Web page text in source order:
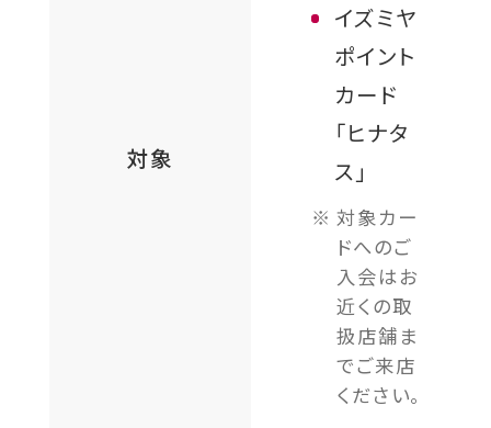
対象
イズミヤ
ポイント
カード
「ヒナタ
ス」
対象カー
ドへのご
入会はお
近くの取
扱店舗ま
でご来店
ください。